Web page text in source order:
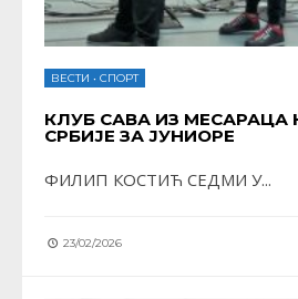
ВЕСТИ • СПОРТ
КЛУБ САВА ИЗ МЕСАРАЦА
СРБИЈЕ ЗА ЈУНИОРЕ
ФИЛИП КОСТИЋ СЕДМИ У...
23/02/2026